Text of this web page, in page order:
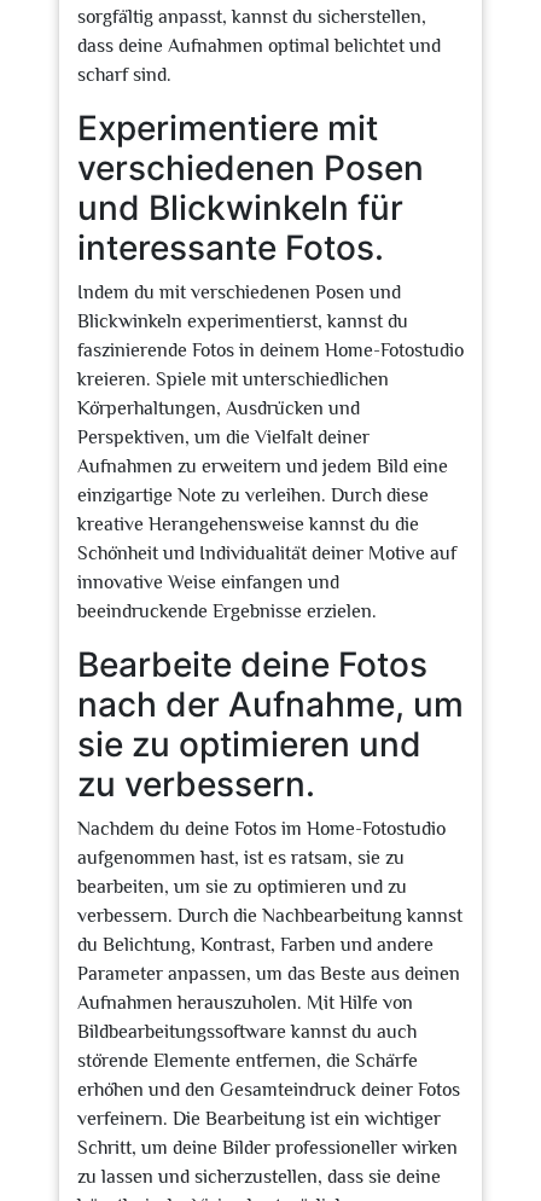
sorgfältig anpasst, kannst du sicherstellen,
dass deine Aufnahmen optimal belichtet und
scharf sind.
Experimentiere mit
verschiedenen Posen
und Blickwinkeln für
interessante Fotos.
Indem du mit verschiedenen Posen und
Blickwinkeln experimentierst, kannst du
faszinierende Fotos in deinem Home-Fotostudio
kreieren. Spiele mit unterschiedlichen
Körperhaltungen, Ausdrücken und
Perspektiven, um die Vielfalt deiner
Aufnahmen zu erweitern und jedem Bild eine
einzigartige Note zu verleihen. Durch diese
kreative Herangehensweise kannst du die
Schönheit und Individualität deiner Motive auf
innovative Weise einfangen und
beeindruckende Ergebnisse erzielen.
Bearbeite deine Fotos
nach der Aufnahme, um
sie zu optimieren und
zu verbessern.
Nachdem du deine Fotos im Home-Fotostudio
aufgenommen hast, ist es ratsam, sie zu
bearbeiten, um sie zu optimieren und zu
verbessern. Durch die Nachbearbeitung kannst
du Belichtung, Kontrast, Farben und andere
Parameter anpassen, um das Beste aus deinen
Aufnahmen herauszuholen. Mit Hilfe von
Bildbearbeitungssoftware kannst du auch
störende Elemente entfernen, die Schärfe
erhöhen und den Gesamteindruck deiner Fotos
verfeinern. Die Bearbeitung ist ein wichtiger
Schritt, um deine Bilder professioneller wirken
zu lassen und sicherzustellen, dass sie deine